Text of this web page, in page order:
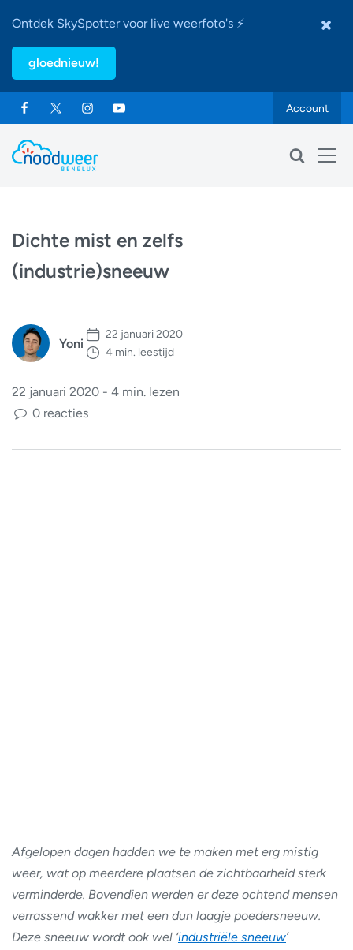
Ontdek SkySpotter voor live weerfoto's ⚡
gloednieuw!
Account
Dichte mist en zelfs
(industrie)sneeuw
Yoni
22 januari 2020
4 min. leestijd
22 januari 2020 - 4 min. lezen
0 reacties
Afgelopen dagen hadden we te maken met erg mistig
weer, wat op meerdere plaatsen de zichtbaarheid sterk
verminderde. Bovendien werden er deze ochtend mensen
verrassend wakker met een dun laagje poedersneeuw.
Deze sneeuw wordt ook wel ‘industriële sneeuw’